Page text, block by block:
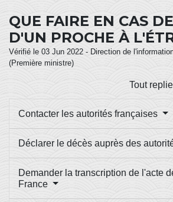
QUE FAIRE EN CAS
D'UN PROCHE À
Vérifié le 03 Jun 2022 - Direction de
(Première ministre)
Tout
Contacter les autorités françaises
Déclarer le décès auprès des
Demander la transcription de l'acte
France